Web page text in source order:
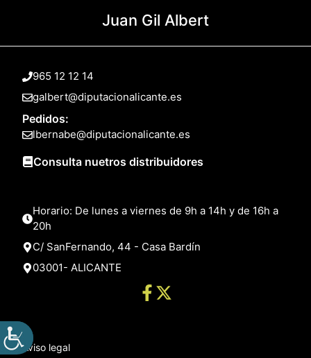
Juan Gil Albert
965 12 12 14
galbert@diputacionalicante.es
Pedidos:
lbernabe@diputacionalicante.es
Consulta nuetros distribuidores
Horario: De lunes a viernes de 9h a 14h y de 16h a
20h
C/ SanFernando, 44 - Casa Bardín
03001- ALICANTE
Aviso legal